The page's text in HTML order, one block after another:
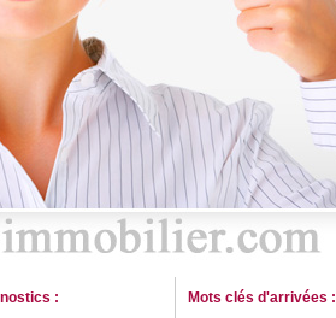
:
Mots clés d'arrivées :